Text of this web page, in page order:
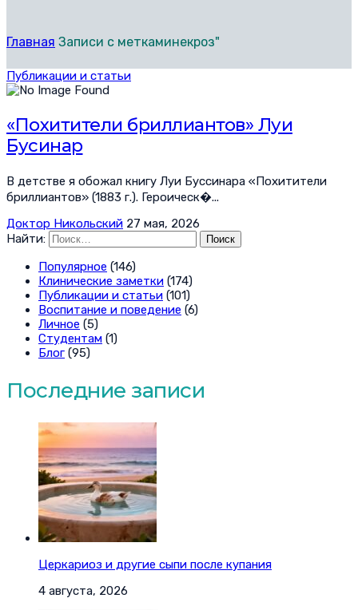
Главная Записи с меткаминекроз"
Публикации и статьи
«Похитители бриллиантов» Луи
Бусинар
В детстве я обожал книгу Луи Буссинара «Похитители
бриллиантов» (1883 г.). Героическ�...
Доктор Никольский 27 мая, 2026
Найти:
Популярное (146)
Клинические заметки (174)
Публикации и статьи (101)
Воспитание и поведение (6)
Личное (5)
Студентам (1)
Блог (95)
Последние записи
Церкариоз и другие сыпи после купания
4 августа, 2026